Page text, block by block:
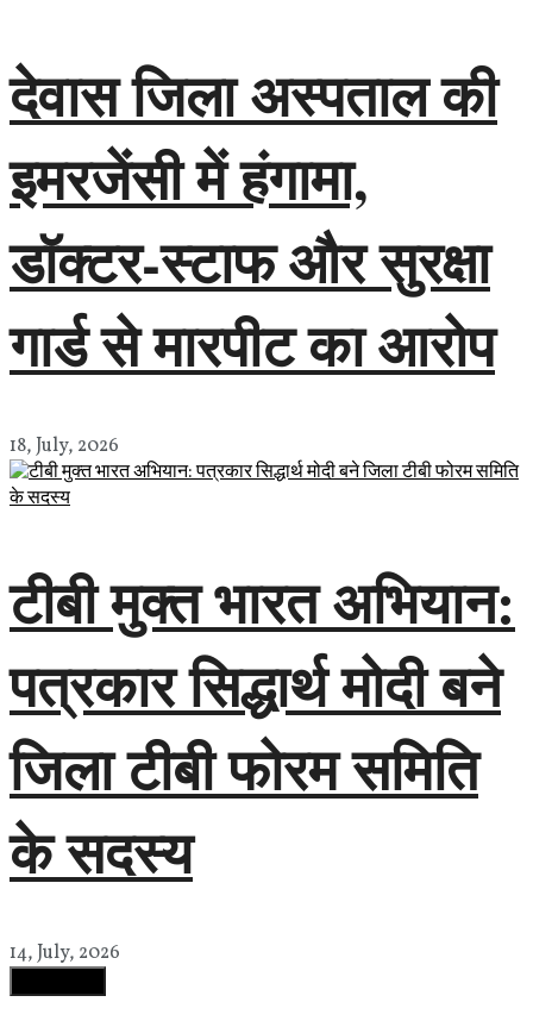
देवास जिला अस्पताल की
इमरजेंसी में हंगामा,
डॉक्टर-स्टाफ और सुरक्षा
गार्ड से मारपीट का आरोप
18, July, 2026
टीबी मुक्त भारत अभियान:
पत्रकार सिद्धार्थ मोदी बने
जिला टीबी फोरम समिति
के सदस्य
14, July, 2026